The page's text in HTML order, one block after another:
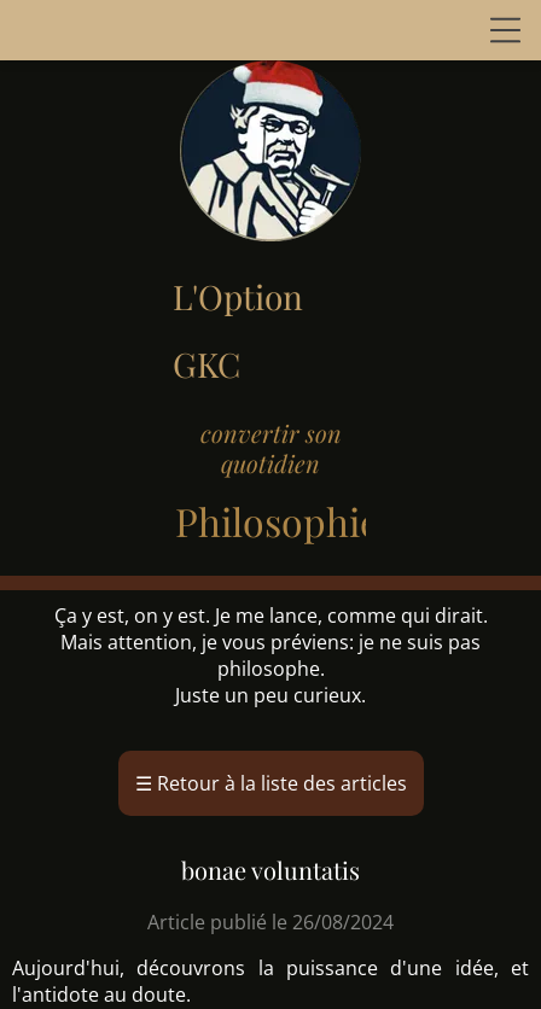
L'Option
GKC
convertir son
quotidien
Philosophie
Ça y est, on y est. Je me lance, comme qui dirait.
Mais attention, je vous préviens: je ne suis pas
philosophe.
Juste un peu curieux.
☰ Retour à la liste des articles
bonae voluntatis
Article publié le 26/08/2024
Aujourd'hui, découvrons la puissance d'une idée, et
l'antidote au doute.